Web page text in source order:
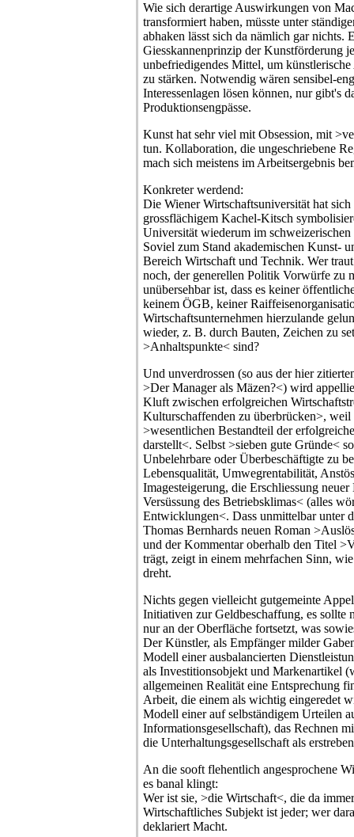
Wie sich derartige Auswirkungen von
transformiert haben, müsste unter
abhaken lässt sich da nämlich gar nichts.
Giesskannenprinzip der Kunstförderung
unbefriedigendes Mittel, um
zu stärken. Notwendig wären sensibel-
Interessenlagen lösen können, nur gibt's
Produktionsengpässe.
Kunst hat sehr viel mit Obsession, mit
tun. Kollaboration, die ungeschriebene
mach sich meistens im Arbeitsergebnis
Konkreter werdend:
Die Wiener Wirtschaftsuniversität hat
grossflächigem Kachel-Kitsch
Universität wiederum im
Soviel zum Stand akademischen Kunst-
Bereich Wirtschaft und Technik. Wer
noch, der generellen Politik Vorwürfe zu
unübersehbar ist, dass es keiner
keinem ÖGB, keiner
Wirtschaftsunternehmen hierzulande
wieder, z. B. durch Bauten, Zeichen zu
>Anhaltspunkte< sind?
Und unverdrossen (so aus der hier
>Der Manager als Mäzen?<) wird
Kluft zwischen erfolgreichen
Kulturschaffenden zu überbrücken>,
>wesentlichen Bestandteil der
darstellt<. Selbst >sieben gute Gründe<
Unbelehrbare oder Überbeschäftigte zu
Lebensqualität, Umwegrentabilität,
Imagesteigerung, die Erschliessung
Versüssung des Betriebsklimas< (alles
Entwicklungen<. Dass unmittelbar unter
Thomas Bernhards neuen Roman
und der Kommentar oberhalb den Titel
trägt, zeigt in einem mehrfachen Sinn,
dreht.
Nichts gegen vielleicht gutgemeinte
Initiativen zur Geldbeschaffung, es sollte
nur an der Oberfläche fortsetzt, was
Der Künstler, als Empfänger milder
Modell einer ausbalancierten
als Investitionsobjekt und Markenartikel
allgemeinen Realität eine Entsprechung
Arbeit, die einem als wichtig eingeredet
Modell einer auf selbständigem Urteilen
Informationsgesellschaft), das Rechnen
die Unterhaltungsgesellschaft als
An die sooft flehentlich angesprochene
es banal klingt:
Wer ist sie, >die Wirtschaft<, die da
Wirtschaftliches Subjekt ist jeder; wer
deklariert Macht.